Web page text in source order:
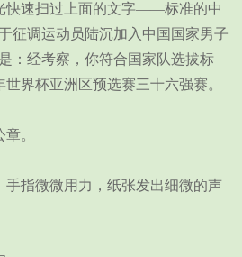
速扫过上面的文字——标准的中
征调运动员陆沉加入中国国家男子
：经考察，你符合国家队选拔标
界杯亚洲区预选赛三十六强赛。
。
指微微用力，纸张发出细微的声